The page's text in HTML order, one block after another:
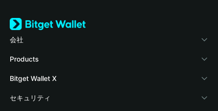
会社
Bitget Walletについて
ブログ
アカデミー
Products
Crypto Card
Stablecoin Earn
Bitget Wallet X
デベロッパー
セキュリティ